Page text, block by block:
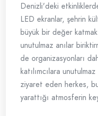
Denizli'deki
LED ekranlar, şehrin
büyük bir değer
unutulmaz anılar
de organizasyonları
katılımcılara
ziyaret eden herkes,
yarattığı atmosferin